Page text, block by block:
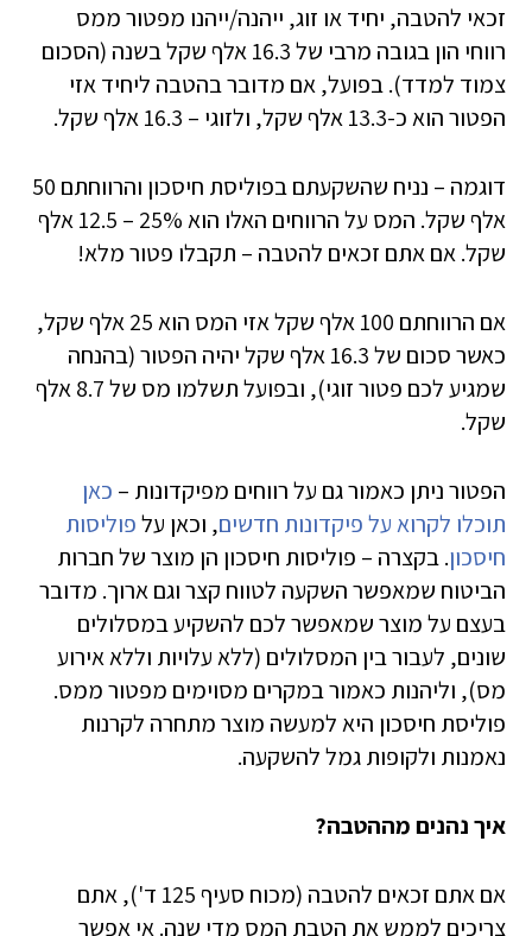
זכאי להטבה, יחיד או זוג, ייהנה/ייהנו מפטור ממס
רווחי הון בגובה מרבי של 16.3 אלף שקל בשנה (הסכום
צמוד למדד). בפועל, אם מדובר בהטבה ליחיד אזי
הפטור הוא כ-13.3 אלף שקל, ולזוגי – 16.3 אלף שקל.
דוגמה – נניח שהשקעתם בפוליסת חיסכון והרווחתם 50
אלף שקל. המס על הרווחים האלו הוא 25% – 12.5 אלף
שקל. אם אתם זכאים להטבה – תקבלו פטור מלא!
אם הרווחתם 100 אלף שקל אזי המס הוא 25 אלף שקל,
כאשר סכום של 16.3 אלף שקל יהיה הפטור (בהנחה
שמגיע לכם פטור זוגי), ובפועל תשלמו מס של 8.7 אלף
שקל.
הפטור ניתן כאמור גם על רווחים מפיקדונות – כאן
תוכלו לקרוא על פיקדונות חדשים, וכאן עלפוליסות
חיסכון. בקצרה – פוליסות חיסכון הן מוצר של חברות
הביטוח שמאפשר השקעה לטווח קצר וגם ארוך. מדובר
בעצם על מוצר שמאפשר לכם להשקיע במסלולים
שונים, לעבור בין המסלולים (ללא עלויות וללא אירוע
מס), וליהנות כאמור במקרים מסוימים מפטור ממס.
פוליסת חיסכון היא למעשה מוצר מתחרה לקרנות
נאמנות ולקופות גמל להשקעה.
איך נהנים מההטבה?
אם אתם זכאים להטבה (מכוח סעיף 125 ד'), אתם
צריכים לממש את הטבת המס מדי שנה. אי אפשר